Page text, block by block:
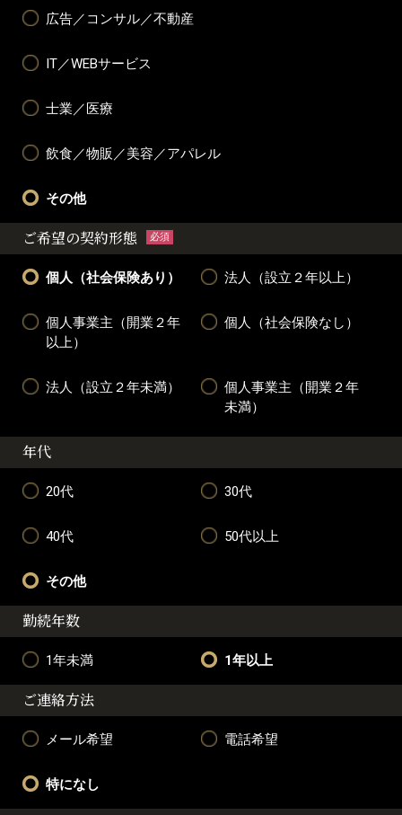
広告／コンサル／不動産
IT／WEBサービス
士業／医療
飲食／物販／美容／アパレル
その他
ご希望の契約形態 必須
個人（社会保険あり） 法人（設立２年以上）
個人事業主（開業２年
以上）
個人（社会保険なし）
法人（設立２年未満）
個人事業主（開業２年
未満）
年代
20代 30代
40代 50代以上
その他
勤続年数
1年未満 1年以上
ご連絡方法
メール希望 電話希望
特になし